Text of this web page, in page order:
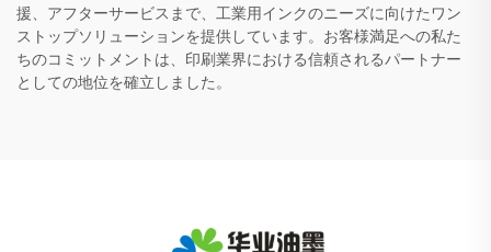
援、アフターサービスまで、工業用インクのニーズに向けたワン
ストップソリューションを提供しています。お客様満足への私た
ちのコミットメントは、印刷業界における信頼されるパートナー
としての地位を確立しました。